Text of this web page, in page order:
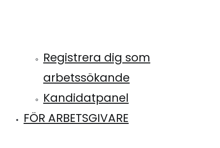
Registrera dig som
arbetssökande
Kandidatpanel
FÖR ARBETSGIVARE